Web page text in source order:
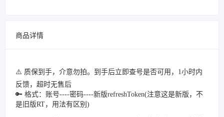
商品详情
⚠️ 质保到手，介意勿拍。到手后立即查号是否可用，1小时内
反馈，超时无售后
🔑 格式：账号----密码----新版refreshToken(注意这是新版，不
是旧版RT，用法有区别)